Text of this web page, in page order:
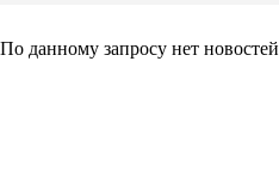
По данному запросу нет новостей